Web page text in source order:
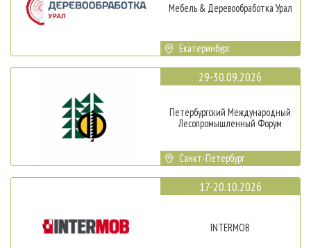
Мебель & Деревообработка Урал
Екатеринбург
29-30.09.2026
Петербургский Международный
Лесопромышленный Форум
Санкт-Петербург
17-20.10.2026
INTERMOB